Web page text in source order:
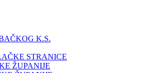
K.S.
STRANICE
ŽUPANIJE